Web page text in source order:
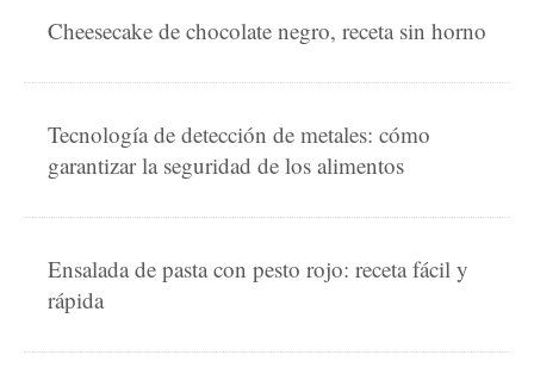
Cheesecake de chocolate negro, receta sin horno
Tecnología de detección de metales: cómo
garantizar la seguridad de los alimentos
Ensalada de pasta con pesto rojo: receta fácil y
rápida